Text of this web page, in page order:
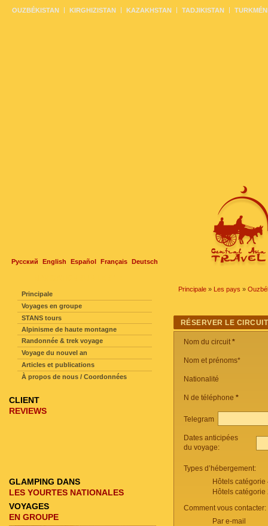
Русский English Español Français Deutsch
OUZBÉKISTAN KIRGHIZISTAN KAZAKHSTAN TADJIKISTAN
Principale » Les pays »
RÉSERVER LE CIRCUIT
Nom du circuit*
Nom et prénoms*
Nationalité
N de téléphone *
Telegram
Dates anticipées
du voyage:
Types d’hébergement:
Hôtels
Hôtels
Comment vous contacter:
Par e-mail
Principale
Voyages en groupe
STANS tours
Alpinisme de haute montagne
Randonnée & trek voyage
Voyage du nouvel an
Articles et publications
À propos de nous / Coordonnées
CLIENT
REVIEWS
GLAMPING DANS
LES YOURTES NATIONALES
VOYAGES
EN GROUPE